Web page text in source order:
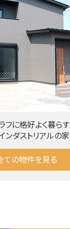
フに格好よく暮らす
ンダストリアルの家
ての物件を見る